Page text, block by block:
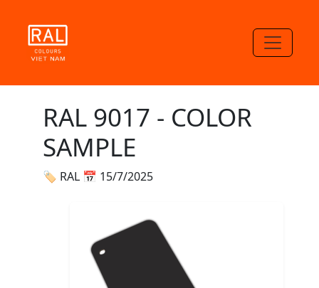
RAL 9017 - COLOR
SAMPLE
🏷 RAL 📅 15/7/2025